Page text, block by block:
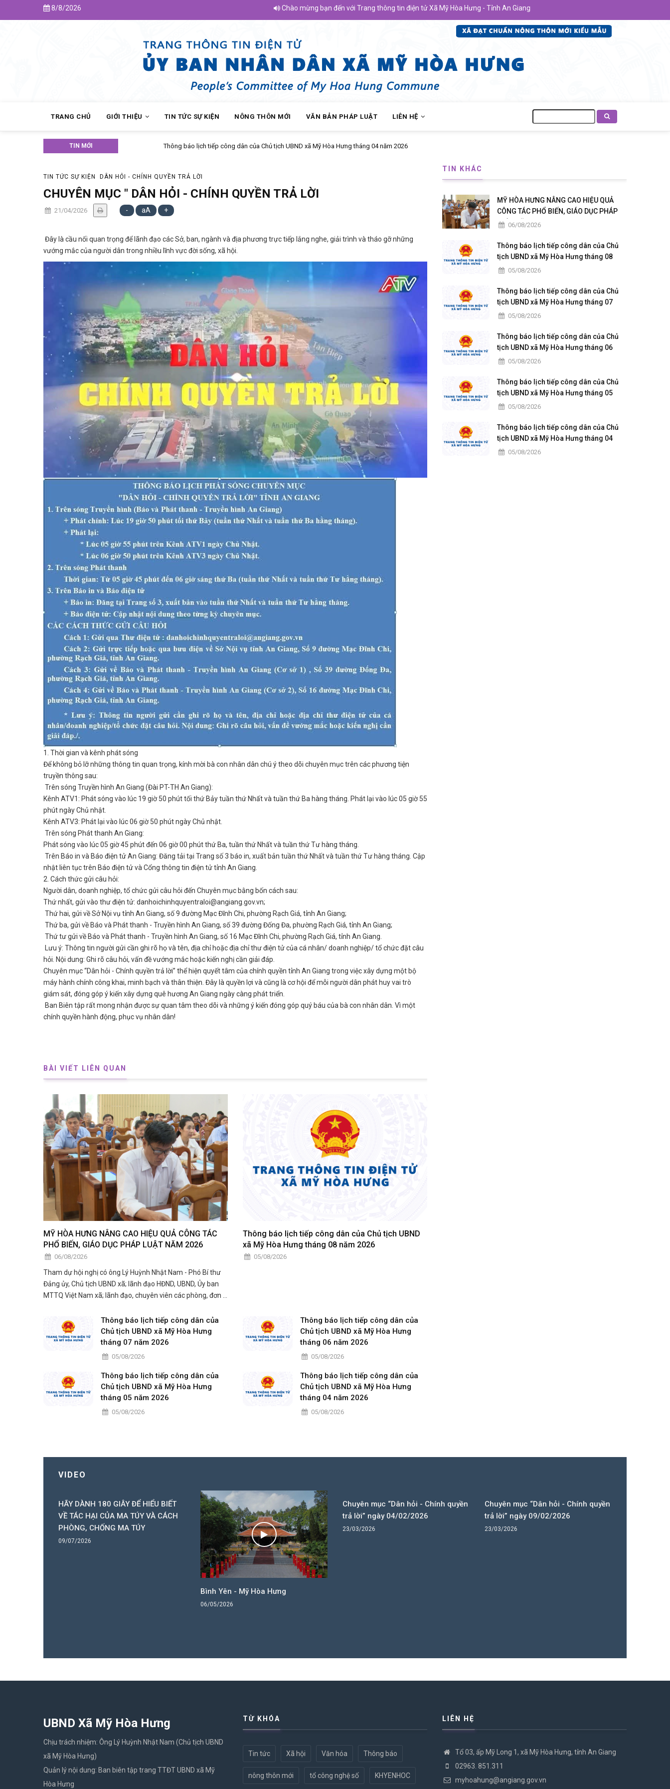
8/8/2026 Chào mừng bạn đến với Trang thông tin điện tử Xã Mỹ Hòa Hưng - Tỉnh An Giang
NAVIGATION
TRANG CHỦ GIỚI THIỆU TIN TỨC SỰ KIỆN NÔNG THÔN MỚI VĂN BẢN PHÁP LUẬT LIÊN HỆ
kiếm
TIN MỚI Thông báo lịch tiếp công dân của Chủ tịch UBND xã Mỹ Hòa Hưng tháng 04 năm 2026
TIN TỨC SỰ KIỆN DÂN HỎI - CHÍNH QUYỀN TRẢ LỜI
CHUYÊN MỤC " DÂN HỎI - CHÍNH QUYỀN TRẢ LỜI
21/04/2026 - aA +
Đây là cầu nối quan trọng để lãnh đạo các Sở, ban, ngành và địa phương trực tiếp lắng nghe, giải trình và tháo gỡ những
vướng mắc của người dân trong nhiều lĩnh vực đời sống, xã hội.
1. Thời gian và kênh phát sóng
Để không bỏ lỡ những thông tin quan trọng, kính mời bà con nhân dân chú ý theo dõi chuyên mục trên các phương tiện
truyền thông sau:
Trên sóng Truyền hình An Giang (Đài PT-TH An Giang):
Kênh ATV1: Phát sóng vào lúc 19 giờ 50 phút tối thứ Bảy tuần thứ Nhất và tuần thứ Ba hàng tháng. Phát lại vào lúc 05 giờ 55
phút ngày Chủ nhật.
Kênh ATV3: Phát lại vào lúc 06 giờ 50 phút ngày Chủ nhật.
Trên sóng Phát thanh An Giang:
Phát sóng vào lúc 05 giờ 45 phút đến 06 giờ 00 phút thứ Ba, tuần thứ Nhất và tuần thứ Tư hàng tháng.
Trên Báo in và Báo điện tử An Giang: Đăng tải tại Trang số 3 báo in, xuất bản tuần thứ Nhất và tuần thứ Tư hàng tháng. Cập
nhật liên tục trên Báo điện tử và Cổng thông tin điện tử tỉnh An Giang.
2. Cách thức gửi câu hỏi:
Người dân, doanh nghiệp, tổ chức gửi câu hỏi đến Chuyên mục bằng bốn cách sau:
Thứ nhất, gửi vào thư điện tử: danhoichinhquyentraloi@angiang.gov.vn;
Thứ hai, gửi về Sở Nội vụ tỉnh An Giang, số 9 đường Mạc Đĩnh Chi, phường Rạch Giá, tỉnh An Giang;
Thứ ba, gửi về Báo và Phát thanh - Truyền hình An Giang, số 39 đường Đống Đa, phường Rạch Giá, tỉnh An Giang;
Thứ tư gửi về Báo và Phát thanh - Truyền hình An Giang, số 16 Mạc Đĩnh Chi, phường Rạch Giá, tỉnh An Giang.
Lưu ý: Thông tin người gửi cần ghi rõ họ và tên, địa chỉ hoặc địa chỉ thư điện tử của cá nhân/ doanh nghiệp/ tổ chức đặt câu
hỏi. Nội dung: Ghi rõ câu hỏi, vấn đề vướng mắc hoặc kiến nghị cần giải đáp.
Chuyên mục “Dân hỏi - Chính quyền trả lời” thể hiện quyết tâm của chính quyền tỉnh An Giang trong việc xây dựng một bộ
máy hành chính công khai, minh bạch và thân thiện. Đây là quyền lợi và cũng là cơ hội để mỗi người dân phát huy vai trò
giám sát, đóng góp ý kiến xây dựng quê hương An Giang ngày càng phát triển.
Ban Biên tập rất mong nhận được sự quan tâm theo dõi và những ý kiến đóng góp quý báu của bà con nhân dân. Vì một
chính quyền hành động, phục vụ nhân dân!
BÀI VIẾT LIÊN QUAN
MỸ HÒA HƯNG NÂNG CAO HIỆU QUẢ CÔNG TÁC
PHỔ BIẾN, GIÁO DỤC PHÁP LUẬT NĂM 2026
06/08/2026
Tham dự hội nghị có ông Lý Huỳnh Nhật Nam - Phó Bí thư
Đảng ủy, Chủ tịch UBND xã; lãnh đạo HĐND, UBND, Ủy ban
MTTQ Việt Nam xã; lãnh đạo, chuyên viên các phòng, đơn vị
giáo dục pháp luật xã; đại diện các tổ chức chính trị - xã hội;
công c
Thông báo lịch tiếp công dân của Chủ tịch UBND
xã Mỹ Hòa Hưng tháng 08 năm 2026
05/08/2026
Thông báo lịch tiếp công dân của
Chủ tịch UBND xã Mỹ Hòa Hưng
tháng 07 năm 2026
05/08/2026
Thông báo lịch tiếp công dân của
Chủ tịch UBND xã Mỹ Hòa Hưng
tháng 06 năm 2026
05/08/2026
Thông báo lịch tiếp công dân của
Chủ tịch UBND xã Mỹ Hòa Hưng
tháng 05 năm 2026
05/08/2026
Thông báo lịch tiếp công dân của
Chủ tịch UBND xã Mỹ Hòa Hưng
tháng 04 năm 2026
05/08/2026
TIN KHÁC
MỸ HÒA HƯNG NÂNG CAO HIỆU QUẢ
CÔNG TÁC PHỔ BIẾN, GIÁO DỤC PHÁP
LUẬT NĂM 2026
06/08/2026
Thông báo lịch tiếp công dân của Chủ
tịch UBND xã Mỹ Hòa Hưng tháng 08
năm 2026
05/08/2026
Thông báo lịch tiếp công dân của Chủ
tịch UBND xã Mỹ Hòa Hưng tháng 07
năm 2026
05/08/2026
Thông báo lịch tiếp công dân của Chủ
tịch UBND xã Mỹ Hòa Hưng tháng 06
năm 2026
05/08/2026
Thông báo lịch tiếp công dân của Chủ
tịch UBND xã Mỹ Hòa Hưng tháng 05
năm 2026
05/08/2026
Thông báo lịch tiếp công dân của Chủ
tịch UBND xã Mỹ Hòa Hưng tháng 04
năm 2026
05/08/2026
VIDEO
HÃY DÀNH 180 GIÂY ĐỂ HIỂU BIẾT
VỀ TÁC HẠI CỦA MA TÚY VÀ CÁCH
PHÒNG, CHỐNG MA TÚY
09/07/2026
Bình Yên - Mỹ Hòa Hưng
06/05/2026
Chuyên mục “Dân hỏi - Chính quyền
trả lời” ngày 04/02/2026
23/03/2026
Chuyên mục “Dân hỏi - Chính quyền
trả lời” ngày 09/02/2026
23/03/2026
UBND Xã Mỹ Hòa Hưng
Chịu trách nhiệm: Ông Lý Huỳnh Nhật Nam (Chủ tịch UBND
xã Mỹ Hòa Hưng)
Quản lý nội dung: Ban biên tập trang TTĐT UBND xã Mỹ
Hòa Hưng
TỪ KHÓA
Tin tức Xã hội Văn hóa Thông báo
nông thôn mới tổ công nghệ số KHYENHOC
LIÊN HỆ
Tổ 03, ấp Mỹ Long 1, xã Mỹ Hòa Hưng, tỉnh An Giang
02963. 851.311
myhoahung@angiang.gov.vn